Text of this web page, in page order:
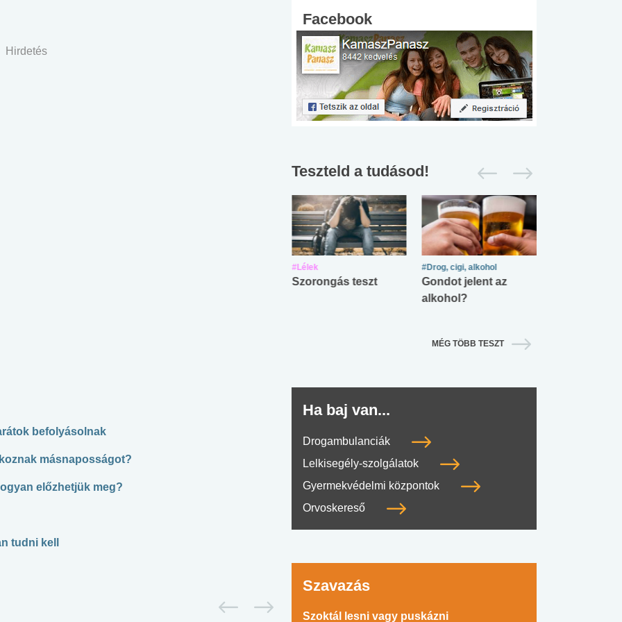
Hirdetés
befolyásolnak
másnaposságot?
előzhetjük meg?
tudni kell
Facebook
Teszteld a tudásod!
#Lélek
Szorongás teszt
#Drog, cigi, alkohol
Gondot jelent az
alkohol?
MÉG TÖBB TESZT
Ha baj van...
Drogambulanciák
Lelkisegély-szolgálatok
Gyermekvédelmi központok
Orvoskereső
Szavazás
Szoktál lesni vagy puskázni